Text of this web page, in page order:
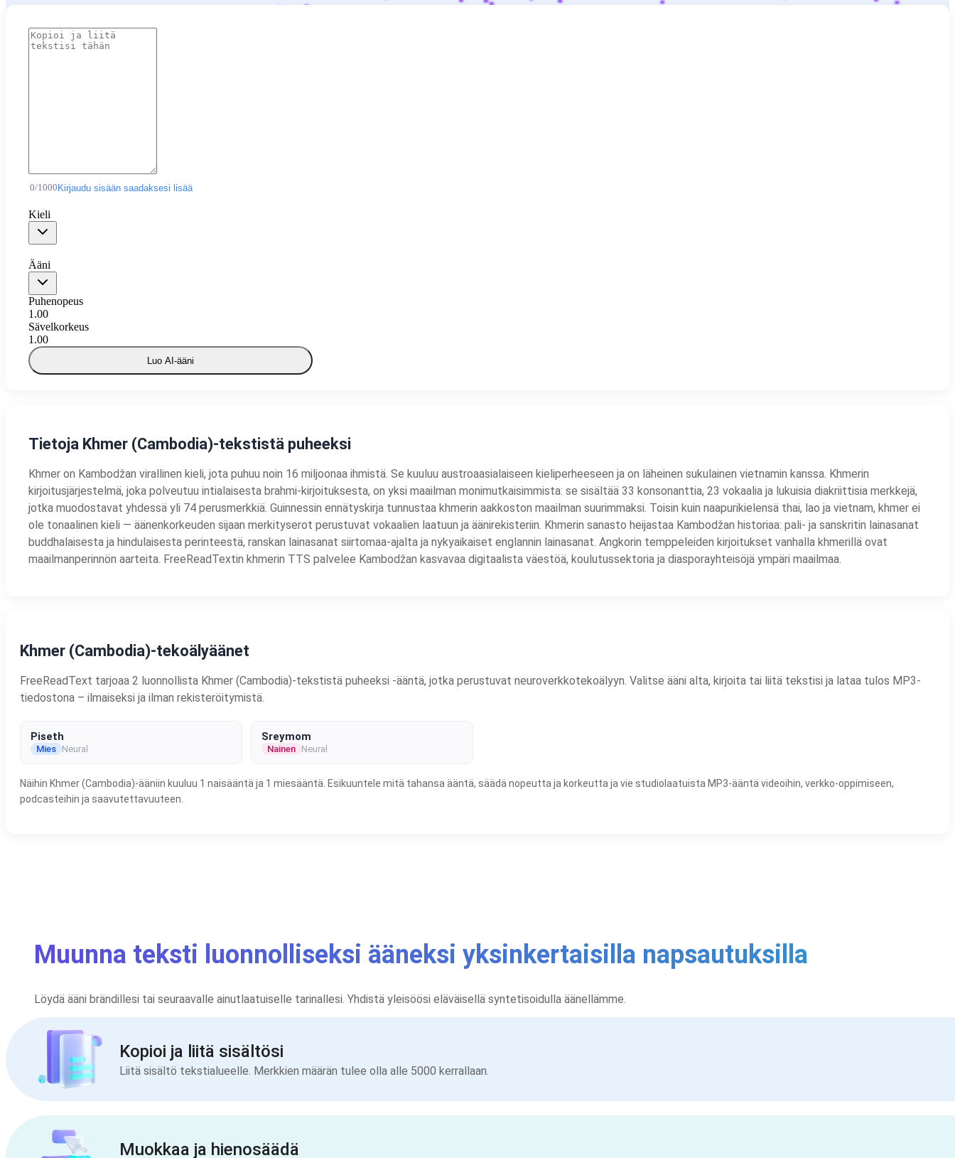
0/1000Kirjaudu sisään saadaksesi lisää
Kieli
Ääni
Puhenopeus
1.00
Sävelkorkeus
1.00
Luo AI-ääni
Tietoja Khmer (Cambodia)-tekstistä puheeksi
Khmer on Kambodžan virallinen kieli, jota puhuu noin 16 miljoonaa ihmistä. Se kuuluu austroaasialaiseen kieliperheeseen ja on läheinen sukulainen vietnamin kanssa. Khmerin
kirjoitusjärjestelmä, joka polveutuu intialaisesta brahmi-kirjoituksesta, on yksi maailman monimutkaisimmista: se sisältää 33 konsonanttia, 23 vokaalia ja lukuisia diakriittisia merkkejä,
jotka muodostavat yhdessä yli 74 perusmerkkiä. Guinnessin ennätyskirja tunnustaa khmerin aakkoston maailman suurimmaksi. Toisin kuin naapurikielensä thai, lao ja vietnam, khmer ei
ole tonaalinen kieli — äänenkorkeuden sijaan merkityserot perustuvat vokaalien laatuun ja äänirekisteriin. Khmerin sanasto heijastaa Kambodžan historiaa: pali- ja sanskritin lainasanat
buddhalaisesta ja hindulaisesta perinteestä, ranskan lainasanat siirtomaa-ajalta ja nykyaikaiset englannin lainasanat. Angkorin temppeleiden kirjoitukset vanhalla khmerillä ovat
maailmanperinnön aarteita. FreeReadTextin khmerin TTS palvelee Kambodžan kasvavaa digitaalista väestöä, koulutussektoria ja diasporayhteisöjä ympäri maailmaa.
Khmer (Cambodia)-tekoälyäänet
FreeReadText tarjoaa 2 luonnollista Khmer (Cambodia)-tekstistä puheeksi -ääntä, jotka perustuvat neuroverkkotekoälyyn. Valitse ääni alta, kirjoita tai liitä tekstisi ja lataa tulos MP3-
tiedostona – ilmaiseksi ja ilman rekisteröitymistä.
Piseth
Mies Neural
Sreymom
Nainen Neural
Näihin Khmer (Cambodia)-ääniin kuuluu 1 naisääntä ja 1 miesääntä. Esikuuntele mitä tahansa ääntä, säädä nopeutta ja korkeutta ja vie studiolaatuista MP3-ääntä videoihin, verkko-oppimiseen,
podcasteihin ja saavutettavuuteen.
Muunna teksti luonnolliseksi ääneksi yksinkertaisilla napsautuksilla
Löydä ääni brändillesi tai seuraavalle ainutlaatuiselle tarinallesi. Yhdistä yleisöösi eläväisellä syntetisoidulla äänellämme.
Kopioi ja liitä sisältösi
Liitä sisältö tekstialueelle. Merkkien määrän tulee olla alle 5000 kerrallaan.
Muokkaa ja hienosäädä